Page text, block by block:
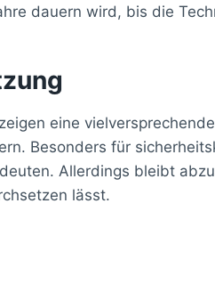
dauern wird, bis die
eine
Besonders für
Allerdings bleibt
lässt.